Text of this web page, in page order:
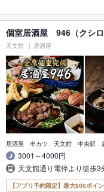
個室居酒屋 946（クシ
天文館 居酒屋
居酒屋 串カツ 天文館 中央駅
3001～4000円
天文館通り電停より徒歩3
【アプリ予約限定】最大800ポイ